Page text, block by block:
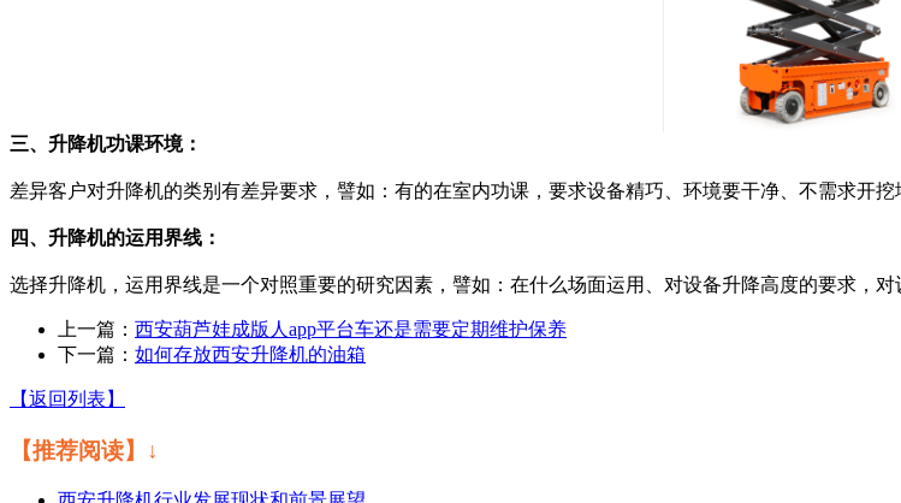
三、升降机功课环境：
差异客户对升降机的类别有差异要求，譬如：有的在室内功课，要求设备精巧、环境要干净、不需求
四、升降机的运用界线：
选择升降机，运用界线是一个对照重要的研究因素，譬如：在什么场面运用、对设备升降高度的要求，对
上一篇： 西安葫芦娃成版人app平台车还是需要定期维护保养
下一篇： 如何存放西安升降机的油箱
【返回列表】
【推荐阅读】↓